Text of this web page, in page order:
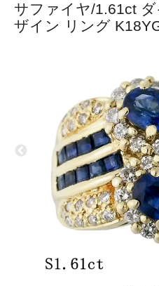
サファイヤ/1.61ct
ザイン リング